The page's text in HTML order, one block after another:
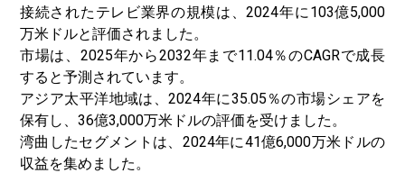
接続されたテレビ業界の規模は、2024年に103億5,000
万米ドルと評価されました。
市場は、2025年から2032年まで11.04％のCAGRで成長
すると予測されています。
アジア太平洋地域は、2024年に35.05％の市場シェアを
保有し、36億3,000万米ドルの評価を受けました。
湾曲したセグメントは、2024年に41億6,000万米ドルの
収益を集めました。